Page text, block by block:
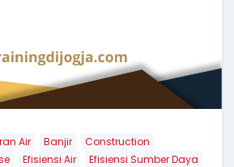
Air Banjir
Construction
Efisiensi Air
Efisiensi Sumber Daya